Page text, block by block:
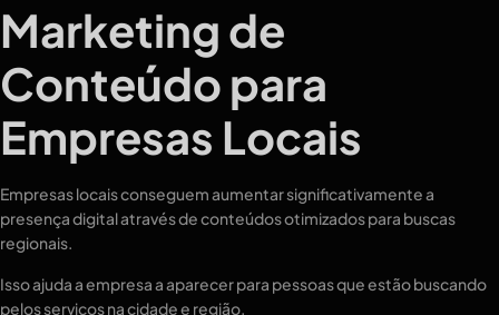
Marketing de
Conteúdo para
Empresas Locais
Empresas locais conseguem aumentar significativamente a
presença digital através de conteúdos otimizados para buscas
regionais.
Isso ajuda a empresa a aparecer para pessoas que estão buscando
pelos serviços na cidade e região.